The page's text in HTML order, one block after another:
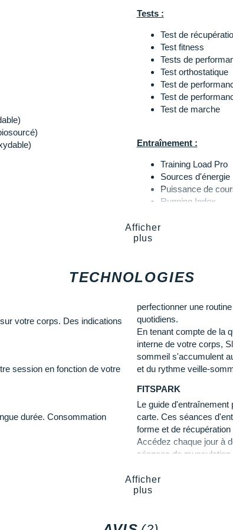
Tests :
Test de
Test fitness
Tests de
Test orthostatique
Test de
Test de
Test de marche
Entraînement :
Training Load Pro
Sources d'énergie
Puissance de
Running Index
FuelWise
Compteur de pas
Guidage vocal
Guide exercices-
Vitesse vertical et
Récupération :
Recovery Pro
Activité :
Suivi de l'activité
Activités d'extérieur :
Afficher
plus
TECHNOLOGIES
votre corps. Des indications
session en fonction de votre
durée. Consommation
perfectionner une
quotidiens.
En tenant compte de la
interne de votre corps,
sommeil s'accumulent
et du rythme veille-
FITSPARK
Le guide
carte. Ces séances
forme et de
Accédez chaque jour à
séances de
laisser guider par votre
Véritable avancée, cette
Afficher
plus